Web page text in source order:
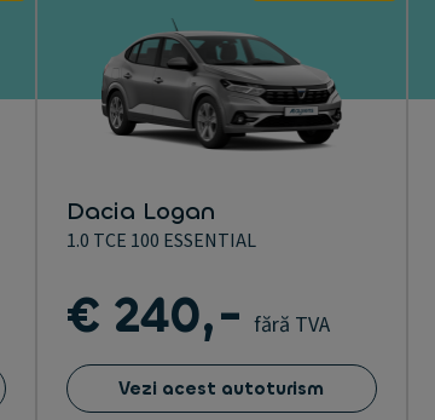
Dacia Logan
1.0 TCE 100 ESSENTIAL
€ 240,- fără TVA
Vezi acest autoturism